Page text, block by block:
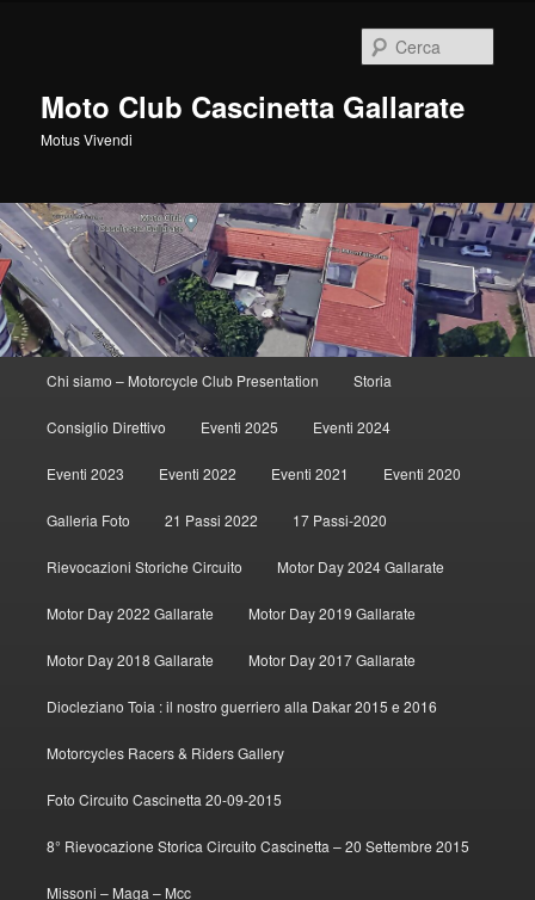
Moto Club Cascinetta Gallarate
Motus Vivendi
principale
Chi siamo – Motorcycle Club Presentation Storia
Consiglio Direttivo Eventi 2025 Eventi 2024
Eventi 2023 Eventi 2022 Eventi 2021 Eventi 2020
Galleria Foto 21 Passi 2022 17 Passi-2020
Rievocazioni Storiche Circuito Motor Day 2024 Gallarate
Motor Day 2022 Gallarate Motor Day 2019 Gallarate
Motor Day 2018 Gallarate Motor Day 2017 Gallarate
Diocleziano Toia : il nostro guerriero alla Dakar 2015 e 2016
Motorcycles Racers & Riders Gallery
Foto Circuito Cascinetta 20-09-2015
8° Rievocazione Storica Circuito Cascinetta – 20 Settembre 2015
Missoni – Maga – Mcc